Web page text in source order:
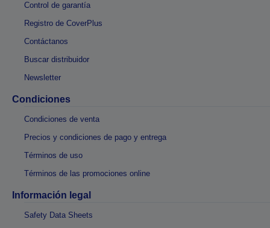
Control de garantía
Registro de CoverPlus
Contáctanos
Buscar distribuidor
Newsletter
Condiciones
Condiciones de venta
Precios y condiciones de pago y entrega
Términos de uso
Términos de las promociones online
Información legal
Safety Data Sheets